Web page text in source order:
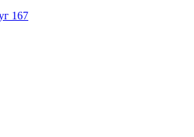
167